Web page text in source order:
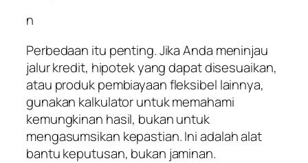
n
Perbedaan itu penting. Jika Anda meninjau
jalur kredit, hipotek yang dapat disesuaikan,
atau produk pembiayaan fleksibel lainnya,
gunakan kalkulator untuk memahami
kemungkinan hasil, bukan untuk
mengasumsikan kepastian. Ini adalah alat
bantu keputusan, bukan jaminan.